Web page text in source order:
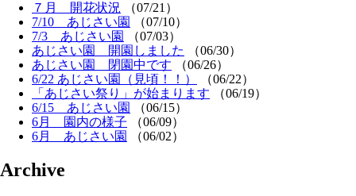
７月 開花状況
（07/21）
7/10 あじさい園
（07/10）
7/3 あじさい園
（07/03）
あじさい園 開園しました
（06/30）
あじさい園 閉園中です
（06/26）
6/22 あじさい園（見頃！！）
（06/22）
「あじさい祭り」が始まります
（06/19）
6/15 あじさい園
（06/15）
6月 園内の様子
（06/09）
6月 あじさい園
（06/02）
Archive